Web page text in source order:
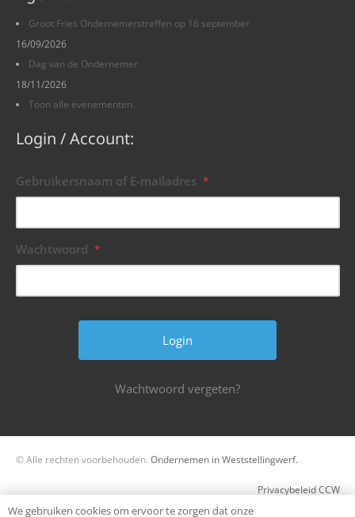
Groot Fries Ondernemerstreffen op 16 september
16/09/2026
Dag van de Ondernemer
18/11/2026
Toon alle evenementen.
Login / Account:
Gebruikersnaam of E-mailadres *
Wachtwoord *
Wachtwoord vergeten?
© Alle rechten voorbehouden. Ondernemen in Weststellingwerf.
Privacybeleid CCW
We gebruiken cookies om ervoor te zorgen dat onze